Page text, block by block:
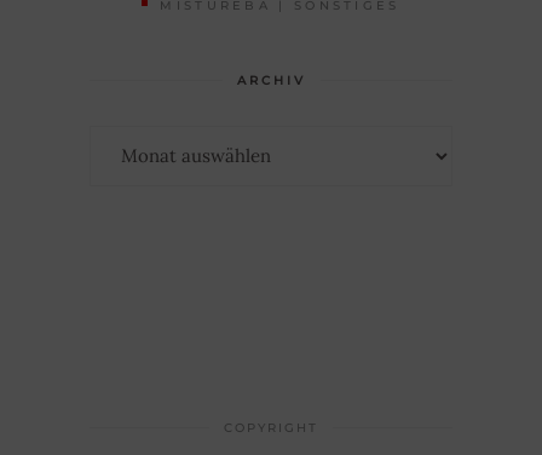
MISTUREBA | SONSTIGES
ARCHIV
COPYRIGHT